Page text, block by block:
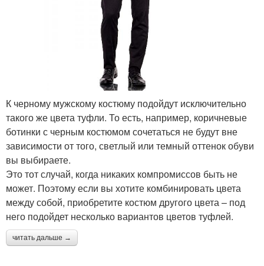
К черному мужскому костюму подойдут исключительно
такого же цвета туфли. То есть, например, коричневые
ботинки с черным костюмом сочетаться не будут вне
зависимости от того, светлый или темный оттенок обуви
вы выбираете.
Это тот случай, когда никаких компромиссов быть не
может. Поэтому если вы хотите комбинировать цвета
между собой, приобретите костюм другого цвета – под
него подойдет несколько вариантов цветов туфлей.
читать дальше →